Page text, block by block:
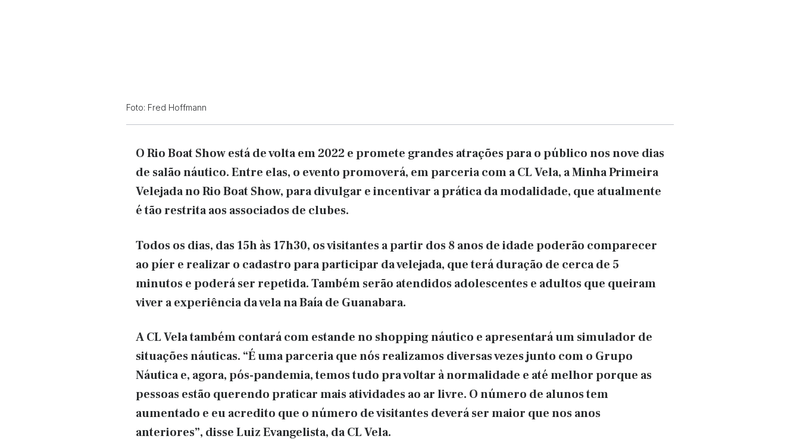
Foto: Fred Hoffmann
O Rio Boat Show está de volta em 2022 e promete grandes atrações para o público nos nove dias
de salão náutico. Entre elas, o evento promoverá, em parceria com a CL Vela, a Minha Primeira
Velejada no Rio Boat Show, para divulgar e incentivar a prática da modalidade, que atualmente
é tão restrita aos associados de clubes.
Todos os dias, das 15h às 17h30, os visitantes a partir dos 8 anos de idade poderão comparecer
ao píer e realizar o cadastro para participar da velejada, que terá duração de cerca de 5
minutos e poderá ser repetida. Também serão atendidos adolescentes e adultos que queiram
viver a experiência da vela na Baía de Guanabara.
A CL Vela também contará com estande no shopping náutico e apresentará um simulador de
situações náuticas. “É uma parceria que nós realizamos diversas vezes junto com o Grupo
Náutica e, agora, pós-pandemia, temos tudo pra voltar à normalidade e até melhor porque as
pessoas estão querendo praticar mais atividades ao ar livre. O número de alunos tem
aumentado e eu acredito que o número de visitantes deverá ser maior que nos anos
anteriores”, disse Luiz Evangelista, da CL Vela.